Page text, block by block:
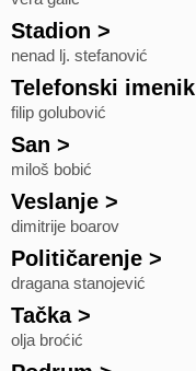
Stadion >
nenad lj. stefanović
Telefonski imenik
filip golubović
San >
miloš bobić
Veslanje >
dimitrije boarov
Političarenje >
dragana stanojević
Tačka>
olja broćić